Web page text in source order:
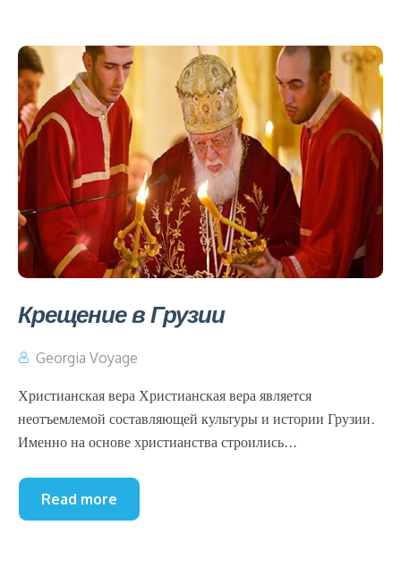
Крещение в Грузии
Georgia Voyage
Христианская вера Христианская вера является
неотъемлемой составляющей культуры и истории Грузии.
Именно на основе христианства строились...
Read more